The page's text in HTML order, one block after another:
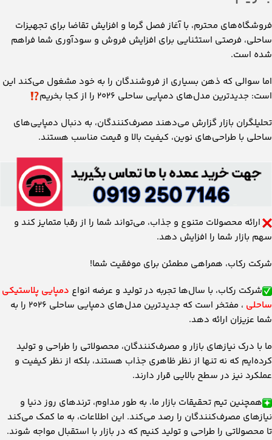
فروشگاه‌های محترم، با آغاز فصل گرما و افزایش تقاضا برای تجهیزات
ساحلی، فرصتی استثنایی برای افزایش فروش و سودآوری شما فراهم
شده است.
اما سوالی که ذهن بسیاری از فروشندگان را به خود مشغول می‌کند این
است: جدیدترین مدل‌های دمپایی ساحلی 2026 را از کجا بخریم
تحلیلگران بازار گزارش می‌دهند مصرف‌کنندگان، به دنبال دمپایی‌های
ساحلی با طراحی‌های نوین، کیفیت بالا و قیمت مناسب هستند.
ارائه محصولات متنوع و جذاب، می‌تواند شما را از رقبا متمایز کند و
سهم بازار شما را افزایش دهد.
شرکت رکاب، همراهی مطمئن برای موفقیت شما!
شرکت رکاب، با سال‌ها تجربه در تولید و عرضه انواع دمپایی پلاستیکی
ساحلی
، مفتخر است که جدیدترین مدل‌های دمپایی ساحلی 2026 را به
شما عزیزان ارائه دهد.
ما با درک نیازهای بازار و مصرف‌کنندگان، محصولاتی را طراحی و تولید
کرده‌ایم که نه تنها از نظر ظاهری جذاب هستند، بلکه از نظر کیفیت و
عملکرد نیز در سطح بالایی قرار دارند.
همچنین تیم تحقیقات بازار ما، به طور مداوم، ترندهای روز دنیا و
نیازهای مصرف‌کنندگان را رصد می‌کند. این اطلاعات، به ما کمک می‌کند
تا محصولاتی را طراحی و تولید کنیم که در بازار با استقبال مواجه شوند.